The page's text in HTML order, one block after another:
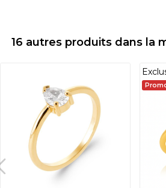
16 autres produits dans la